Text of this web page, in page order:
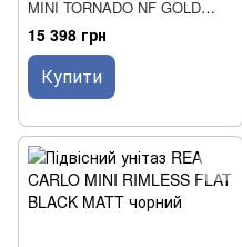
MINI TORNADO NF GOLD
WHITE
15 398 грн
Купити